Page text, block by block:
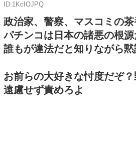
ID:1KcIOJPQ
政治家、警察、マスコミの
パチンコは日本の諸悪の根源
誰もが違法だと知りながら黙
お前らの大好きな忖度だぞ
遠慮せず責めろよ